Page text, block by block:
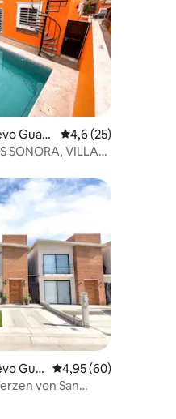
5, 134 Bewertungen
Guay
Durchschnittliche
4,6 (25)
SONORA, VILLA
5, 241 Bewertungen
Gua
Durchschnittliche
4,95 (60)
von San